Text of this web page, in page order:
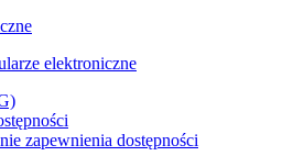
elektroniczne
zapewnienia dostępności